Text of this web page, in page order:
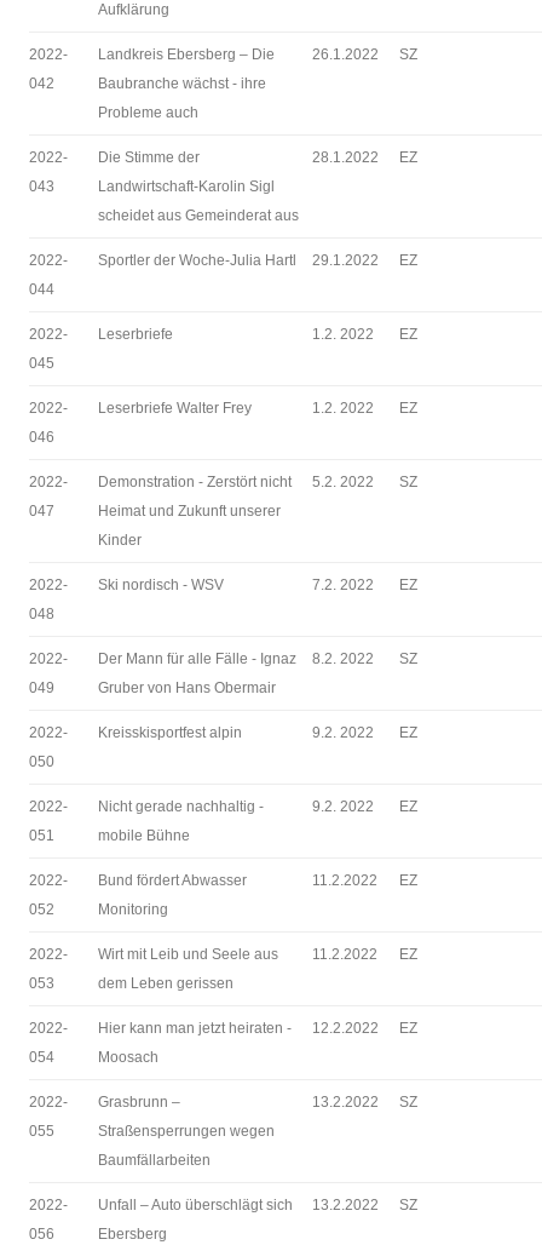
Aufklärung
2022-
042
Landkreis Ebersberg – Die
Baubranche wächst - ihre
Probleme auch
26.1.2022 SZ
2022-
043
Die Stimme der
Landwirtschaft-Karolin Sigl
scheidet aus Gemeinderat aus
28.1.2022 EZ
2022-
044
Sportler der Woche-Julia Hartl 29.1.2022 EZ
2022-
045
Leserbriefe 1.2. 2022 EZ
2022-
046
Leserbriefe Walter Frey 1.2. 2022 EZ
2022-
047
Demonstration - Zerstört nicht
Heimat und Zukunft unserer
Kinder
5.2. 2022 SZ
2022-
048
Ski nordisch - WSV 7.2. 2022 EZ
2022-
049
Der Mann für alle Fälle - Ignaz
Gruber von Hans Obermair
8.2. 2022 SZ
2022-
050
Kreisskisportfest alpin 9.2. 2022 EZ
2022-
051
Nicht gerade nachhaltig -
mobile Bühne
9.2. 2022 EZ
2022-
052
Bund fördert Abwasser
Monitoring
11.2.2022 EZ
2022-
053
Wirt mit Leib und Seele aus
dem Leben gerissen
11.2.2022 EZ
2022-
054
Hier kann man jetzt heiraten -
Moosach
12.2.2022 EZ
2022-
055
Grasbrunn –
Straßensperrungen wegen
Baumfällarbeiten
13.2.2022 SZ
2022-
056
Unfall – Auto überschlägt sich
Ebersberg
13.2.2022 SZ